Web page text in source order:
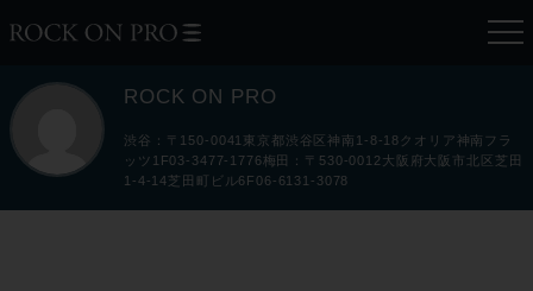
ROCK ON PRO
渋谷：〒150-0041東京都渋谷区神南1-8-18クオリア神南フラ
ッツ1F03-3477-1776梅田：〒530-0012大阪府大阪市北区芝田
1-4-14芝田町ビル6F06-6131-3078